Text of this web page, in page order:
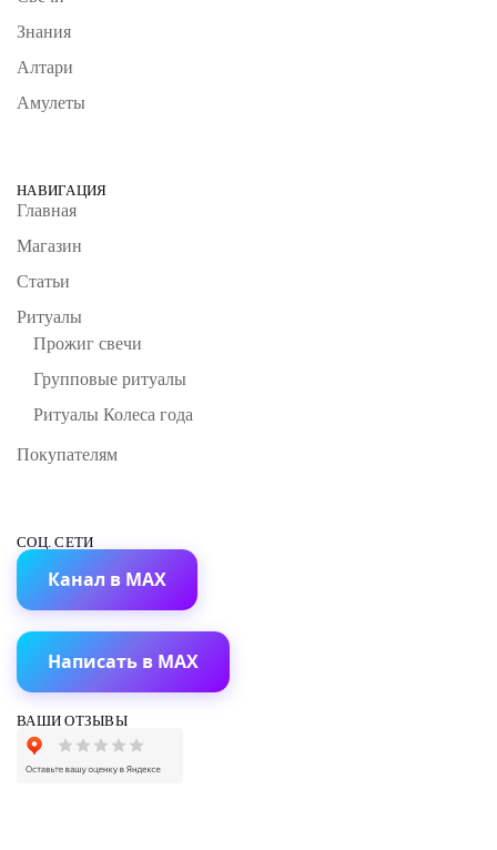
Знания
Алтари
Амулеты
НАВИГАЦИЯ
Главная
Магазин
Статьи
Ритуалы
Прожиг свечи
Групповые ритуалы
Ритуалы Колеса года
Покупателям
СОЦ. СЕТИ
Канал в MAX
Написать в MAX
ВАШИ ОТЗЫВЫ